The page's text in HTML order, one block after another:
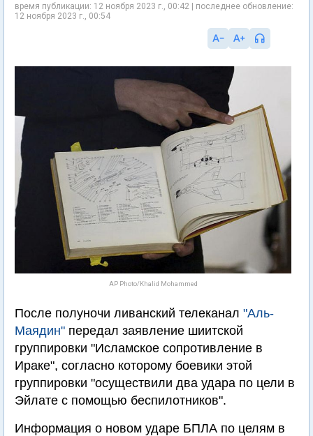
время публикации: 12 ноября 2023 г., 00:42 | последнее обновление:
12 ноября 2023 г., 00:54
AP Photo/Khalid Mohammed
После полуночи ливанский телеканал "Аль-
Маядин" передал заявление шиитской
группировки "Исламское сопротивление в
Ираке", согласно которому боевики этой
группировки "осуществили два удара по цели в
Эйлате с помощью беспилотников".
Информация о новом ударе БПЛА по целям в